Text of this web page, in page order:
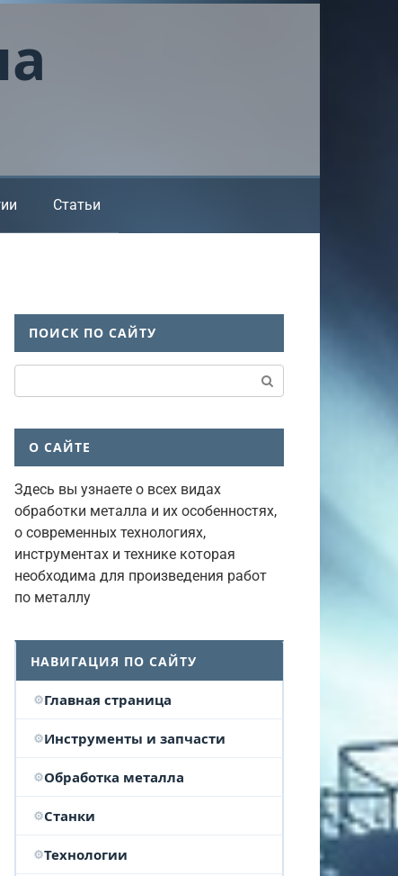
Статьи
ПОИСК ПО САЙТУ
О САЙТЕ
Здесь вы узнаете о всех видах
обработки металла и их особенностях,
о современных технологиях,
инструментах и технике которая
необходима для произведения работ
по металлу
НАВИГАЦИЯ ПО САЙТУ
Главная страница
Инструменты и запчасти
Обработка металла
Станки
Технологии